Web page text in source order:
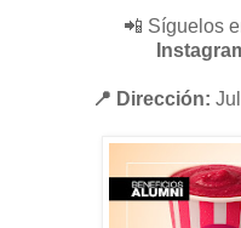
📲 Síguelos
📍 Dirección: